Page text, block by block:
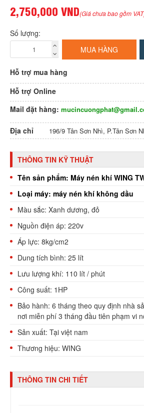
2,750,000 VND(Giá chưa bao gồm
Số lượng:
MUA HÀNG
Hỗ trợ mua hàng
Hỗ trợ Online
Mail đặt hàng:
Địa chỉ
196/9 Tân Sơn Nhì, P.Tân Sơn
THÔNG TIN KỸ THUẬT
Tên sản phẩm: Máy nén khí WING
Loại máy: máy nén khí không dầu
Màu sắc: Xanh dương, đỏ
Nguồn điện áp: 220v
Áp lực: 8kg/cm2
Dung tích bình: 25 lít
Lưu lượng khí: 110 lít / phút
Công suất: 1HP
Bảo hành: 6 tháng theo quy định nhà
nơi miễn phí 3 tháng đầu tiên phạm vi
Sản xuất: Tại việt nam
Thương hiệu: WING
THÔNG TIN CHI TIẾT